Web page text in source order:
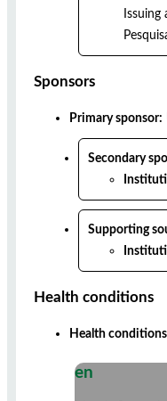
Sponsors
Primary sponsor:
Secondary
Supporting
Health conditions
Health
en